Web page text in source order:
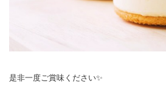
是非一度ご賞味ください✨